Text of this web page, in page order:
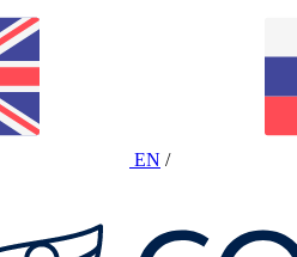
EN /